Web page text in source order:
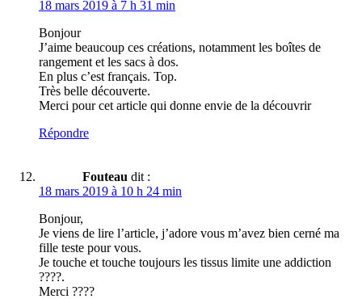
18 mars 2019 à 7 h 31 min
Bonjour
J’aime beaucoup ces créations, notamment les boîtes de
rangement et les sacs à dos.
En plus c’est français. Top.
Très belle découverte.
Merci pour cet article qui donne envie de la découvrir
Répondre
Fouteau dit :
18 mars 2019 à 10 h 24 min
Bonjour,
Je viens de lire l’article, j’adore vous m’avez bien cerné ma
fille teste pour vous.
Je touche et touche toujours les tissus limite une addiction
????.
Merci ????